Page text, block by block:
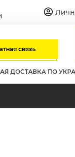
связь
ДОСТАВКА ПО